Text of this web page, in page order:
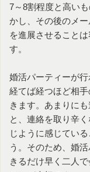
7～8割程度と高い
かし、その後のメ
を進展させること
す。
婚活パーティーが
経てば経つほど相
きます。あまりに
と、連絡を取り辛
じように感じてい
う。そのため、婚
きるだけ早く二人